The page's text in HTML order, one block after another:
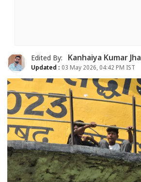
Edited By: Kanhaiya Kumar Jha
Updated : 03 May 2026, 04:42 PM IST